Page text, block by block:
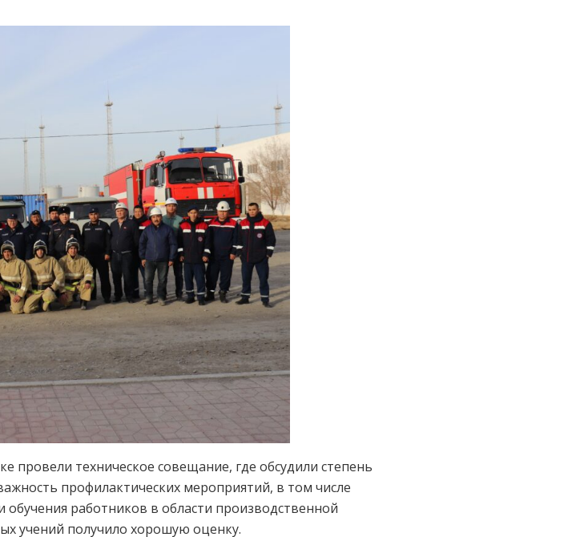
провели техническое совещание, где обсудили степень
профилактических мероприятий, в том числе
работников в области производственной
учений получило хорошую оценку.